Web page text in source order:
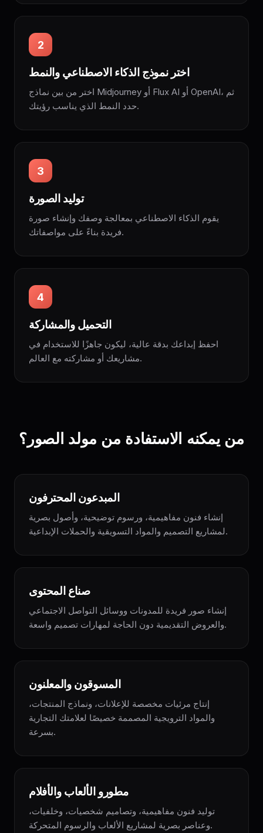
2
اختر نموذج الذكاء الاصطناعي والنمط
اختر من بين نماذج Midjourney أو Flux AI أو OpenAI، ثم
حدد النمط الذي يناسب رؤيتك.
3
توليد الصورة
يقوم الذكاء الاصطناعي بمعالجة وصفك وإنشاء صورة
فريدة بناءً على مواصفاتك.
4
التحميل والمشاركة
احفظ إبداعك بدقة عالية، ليكون جاهزًا للاستخدام في
مشاريعك أو مشاركته مع العالم.
من يمكنه الاستفادة من مولد الصور؟
المبدعون المحترفون
إنشاء فنون مفاهيمية، ورسوم توضيحية، وأصول بصرية
لمشاريع التصميم والمواد التسويقية والحملات الإبداعية.
صناع المحتوى
إنشاء صور فريدة للمدونات ووسائل التواصل الاجتماعي
والعروض التقديمية دون الحاجة لمهارات تصميم واسعة.
المسوقون والمعلنون
إنتاج مرئيات مخصصة للإعلانات، ونماذج المنتجات،
والمواد الترويجية المصممة خصيصًا لعلامتك التجارية
بسرعة.
مطورو الألعاب والأفلام
توليد فنون مفاهيمية، وتصاميم شخصيات، وخلفيات،
وعناصر بصرية لمشاريع الألعاب والرسوم المتحركة.